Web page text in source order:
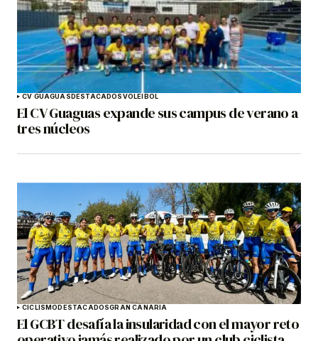
CV GUAGUASDESTACADOSVOLEIBOL
El CV Guaguas expande sus campus de verano a
tres núcleos
CICLISMODESTACADOSGRAN CANARIA
El GCBT desafía la insularidad con el mayor reto